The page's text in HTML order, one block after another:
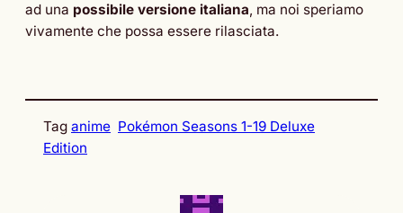
ad una possibile versione italiana, ma noi speriamo
vivamente che possa essere rilasciata.
Tag anime Pokémon Seasons 1-19 Deluxe
Edition